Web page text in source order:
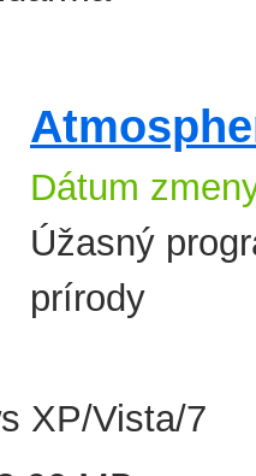
Dátum
Úžasný
prírody
XP/Vista/7